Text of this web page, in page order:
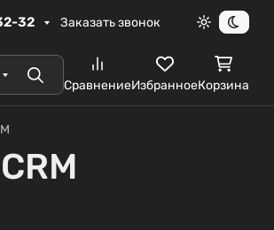
32 Заказать звонок
Светлая
ПоискСравнениеИзбранноеКорзина